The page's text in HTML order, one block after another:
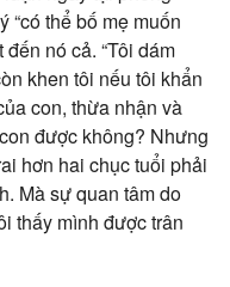
“có thể bố mẹ muốn
nó cả. “Tôi dám
khen tôi nếu tôi khẩn
con, thừa nhận và
được không? Nhưng
hơn hai chục tuổi phải
Mà sự quan tâm do
thấy mình được trân